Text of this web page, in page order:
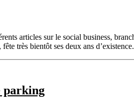
articles sur le social business,
fête très bientôt ses deux ans
parking